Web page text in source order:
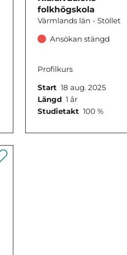
folkhögskola
Värmlands län - Stöllet
Ansökan stängd
Profilkurs
Start 18 aug. 2025
Längd 1 år
Studietakt 100 %